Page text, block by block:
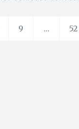
9 … 52